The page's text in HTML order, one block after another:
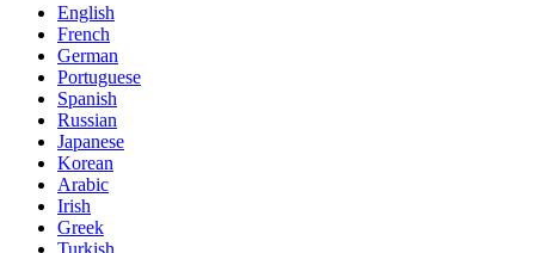
English
French
German
Portuguese
Spanish
Russian
Japanese
Korean
Arabic
Irish
Greek
Turkish